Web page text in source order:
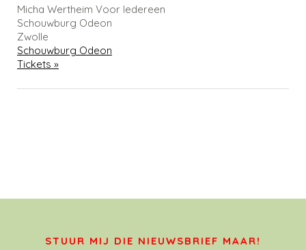
Micha Wertheim Voor Iedereen
Schouwburg Odeon
Zwolle
Schouwburg Odeon
Tickets »
STUUR MIJ DIE NIEUWSBRIEF MAAR!